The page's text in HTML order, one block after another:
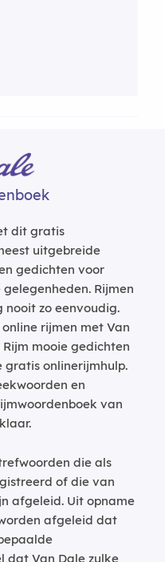
dit gratis
uitgebreide
gedichten voor
Rijmen
nooit zo eenvoudig.
rijmen met Van
mooie gedichten
gratis onlinerijmhulp.
en
van
die als
of die van
afgeleid. Uit opname
afgeleid dat
dat Van Dale zulke